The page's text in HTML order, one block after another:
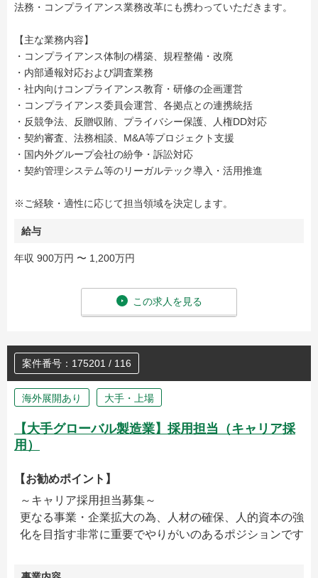
法務・コンプライアンス業務改革にも携わっていただきます。
【主な業務内容】
・コンプライアンス体制の構築、規程整備・改廃
・内部通報対応および調査業務
・社内向けコンプライアンス教育・研修の企画運営
・コンプライアンス委員会運営、各拠点との連携統括
・反競争法、反贈収賄、プライバシー保護、人権DD対応
・契約審査、法務相談、M&A等プロジェクト支援
・国内外グループ会社の紛争・訴訟対応
・契約管理システム等のリーガルテック導入・活用推進
※ご経験・適性に応じて担当領域を決定します。
給与
年収 900万円 〜 1,200万円
この求人を見る
案件番号：175201 / 116
海外展開あり 大手・上場
【大手グローバル製造業】採用担当（キャリア採
用）
【お勧めポイント】
～キャリア採用担当募集～
更なる事業・企業拡大の為、人材の確保、人的資本の強
化を目指す非常に重要でやりがいのあるポジションです